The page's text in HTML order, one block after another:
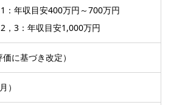
：年収目安400万円～700万円
，3：年収目安1,000万円
に基づき改定）
）